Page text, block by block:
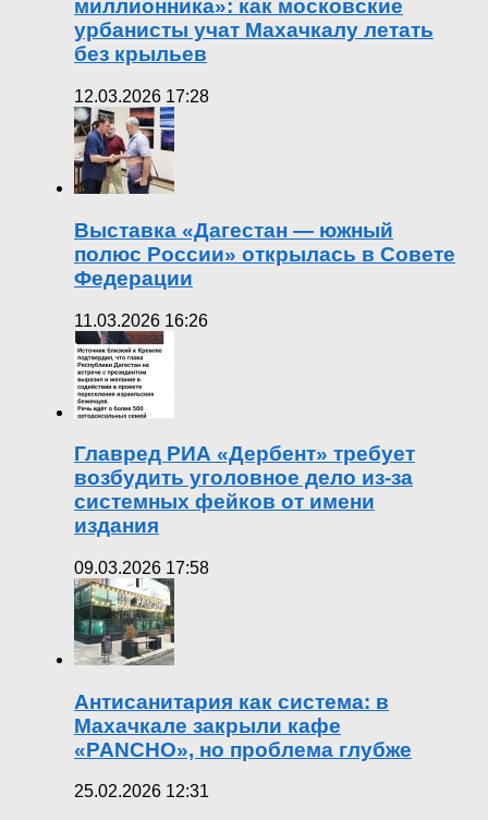
миллионника»: как московские
урбанисты учат Махачкалу летать
без крыльев
12.03.2026 17:28
Выставка «Дагестан — южный
полюс России» открылась в Совете
Федерации
11.03.2026 16:26
Главред РИА «Дербент» требует
возбудить уголовное дело из-за
системных фейков от имени
издания
09.03.2026 17:58
Антисанитария как система: в
Махачкале закрыли кафе
«PANCHO», но проблема глубже
25.02.2026 12:31